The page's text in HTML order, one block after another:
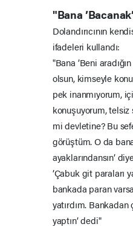
"Bana
Dolandırıcının
ifadeleri kullandı:
"Bana ’Beni
olsun, kimseyle
pek inanmıyorum,
konuşuyorum,
mi devletine? Bu
görüştüm. O da bana
ayaklarındansın’
’Çabuk git paraları
bankada paran
yatırdım.
yaptın’ dedi"